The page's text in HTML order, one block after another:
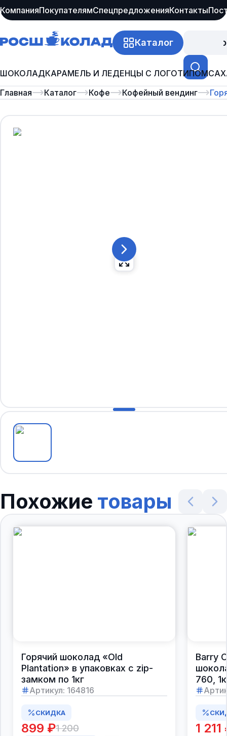
КомпанияПокупателямСпецпредложенияКонтакты
Каталог
ШОКОЛАДКАРАМЕЛЬ И ЛЕДЕНЦЫ С ЛОГОТИПОМ
Главная
Каталог Кофе Кофейный вендинг
Похожие товары
Горячий шоколад «Old
Plantation» в упаковках с zip-
замком по 1кг
Артикул: 164816
СКИДКА
899 ₽1 200
Barry
760,
1 211